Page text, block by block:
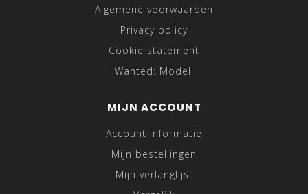
Algemene voorwaarden
Privacy policy
Cookie statement
Wanted: Model!
MIJN ACCOUNT
Account informatie
Mijn bestellingen
Mijn verlanglijst